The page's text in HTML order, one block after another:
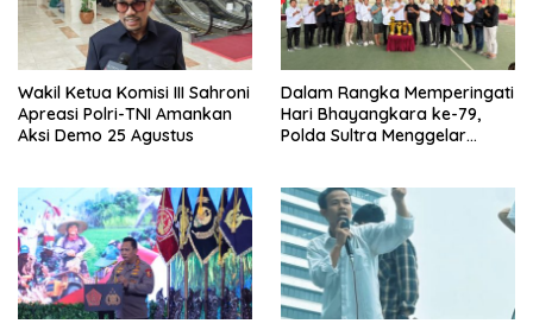
Wakil Ketua Komisi III Sahroni
Apreasi Polri-TNI Amankan
Aksi Demo 25 Agustus
Dalam Rangka Memperingati
Hari Bhayangkara ke-79,
Polda Sultra Menggelar